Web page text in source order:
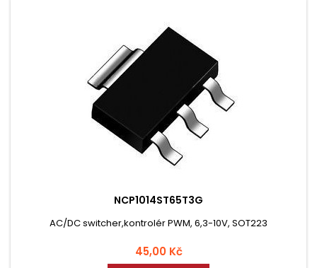
NCP1014ST65T3G
AC/DC switcher,kontrolér PWM, 6,3-10V, SOT223
Cena
45,00 Kč